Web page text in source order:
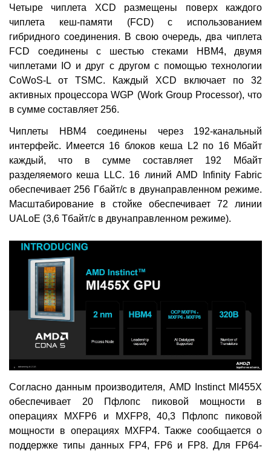
Четыре чиплета XCD размещены поверх каждого
чиплета кеш-памяти (FCD) с использованием
гибридного соединения. В свою очередь, два чиплета
FCD соединены с шестью стеками HBM4, двумя
чиплетами IO и друг с другом с помощью технологии
CoWoS-L от TSMC. Каждый XCD включает по 32
активных процессора WGP (Work Group Processor), что
в сумме составляет 256.
Чиплеты HBM4 соединены через 192-канальный
интерфейс. Имеется 16 блоков кеша L2 по 16 Мбайт
каждый, что в сумме составляет 192 Мбайт
разделяемого кеша LLC. 16 линий AMD Infinity Fabric
обеспечивает 256 Гбайт/с в двунаправленном режиме.
Масштабирование в стойке обеспечивает 72 линии
UALoE (3,6 Тбайт/с в двунаправленном режиме).
Согласно данным производителя, AMD Instinct MI455X
обеспечивает 20 Пфлопс пиковой мощности в
операциях MXFP6 и MXFP8, 40,3 Пфлопс пиковой
мощности в операциях MXFP4. Также сообщается о
поддержке типы данных FP4, FP6 и FP8. Для FP64-